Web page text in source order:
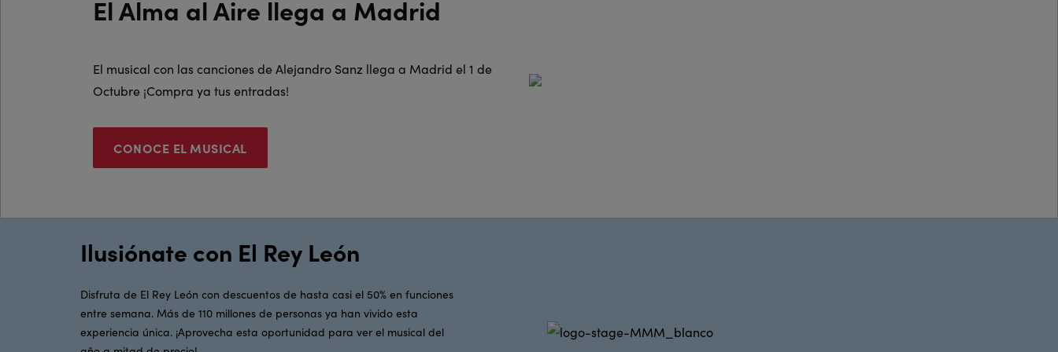
El Alma al Aire llega a Madrid
El musical con las canciones de Alejandro Sanz llega a Madrid el 1 de
Octubre ¡Compra ya tus entradas!
CONOCE EL MUSICAL
Ilusiónate con El Rey León
Disfruta de El Rey León con descuentos de hasta casi el 50% en funciones
entre semana. Más de 110 millones de personas ya han vivido esta
experiencia única. ¡Aprovecha esta oportunidad para ver el musical del